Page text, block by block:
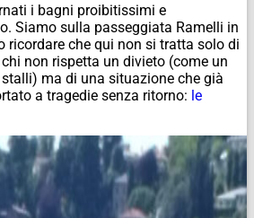
i bagni proibitissimi e
Siamo sulla passeggiata Ramelli in
ricordare che qui non si tratta solo di
chi non rispetta un divieto (come un
ma di una situazione che già
a tragedie senza ritorno: le